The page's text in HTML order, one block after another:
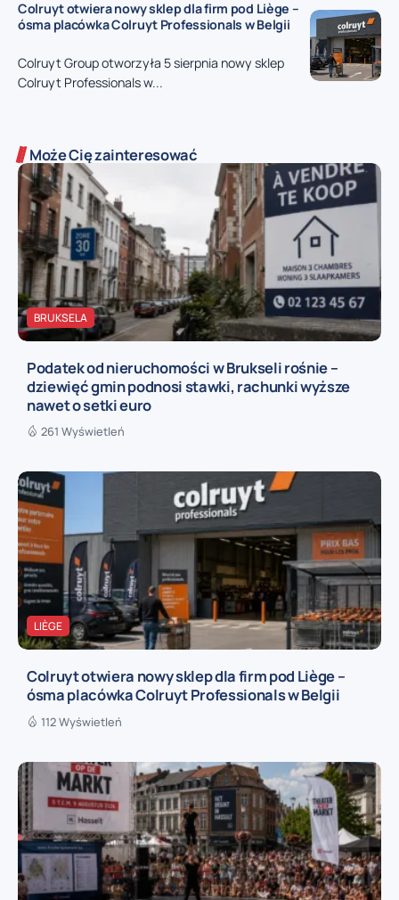
Colruyt otwiera nowy sklep dla firm pod Liège –
ósma placówka Colruyt Professionals w Belgii
Colruyt Group otworzyła 5 sierpnia nowy sklep
Colruyt Professionals w...
Może Cię zainteresować
BRUKSELA
Podatek od nieruchomości w Brukseli rośnie –
dziewięć gmin podnosi stawki, rachunki wyższe
nawet o setki euro
261 Wyświetleń
LIÈGE
Colruyt otwiera nowy sklep dla firm pod Liège –
ósma placówka Colruyt Professionals w Belgii
112 Wyświetleń